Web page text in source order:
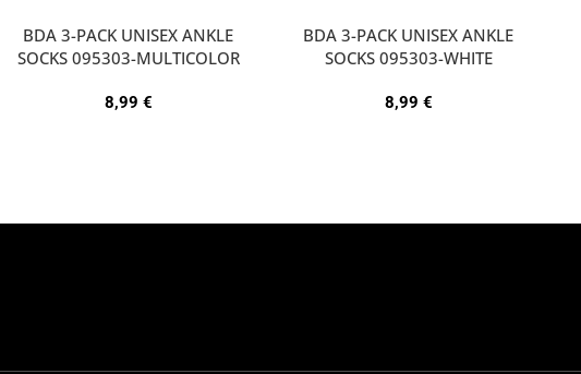
ΒDA 3-PACK UNISEX ANKLE
SOCKS 095303-MULTICOLOR
8,99 €
BDA 3-PACK UNISEX ANKLE
SOCKS 095303-WHITE
8,99 €